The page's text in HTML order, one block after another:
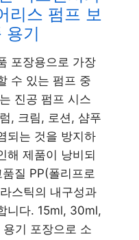
리스 펌프 보
용기
포장용으로 가장
수 있는 펌프 중
진공 펌프 시스
, 크림, 로션, 샴푸
되는 것을 방지하
해 제품이 낭비되
질 PP(폴리프로
스틱의 내구성과
니다. 15ml, 30ml,
기 포장으로 소